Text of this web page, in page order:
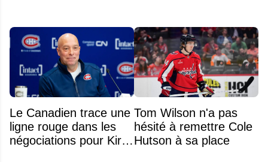
Le Canadien trace une
ligne rouge dans les
négociations pour Kirill
Tom Wilson n'a pas
hésité à remettre Cole
Hutson à sa place